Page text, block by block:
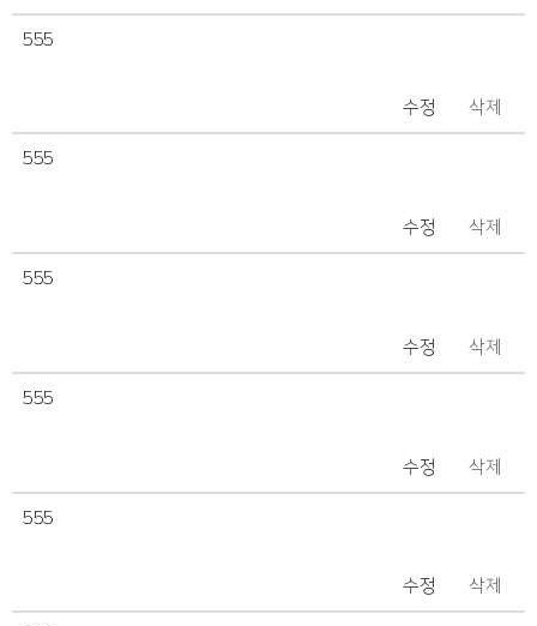
555
수정 삭제
555
수정 삭제
555
수정 삭제
555
수정 삭제
555
수정 삭제